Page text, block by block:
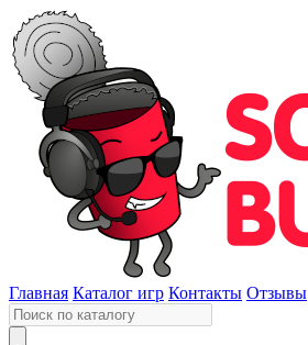
Главная Каталог игр Контакты Отзывы